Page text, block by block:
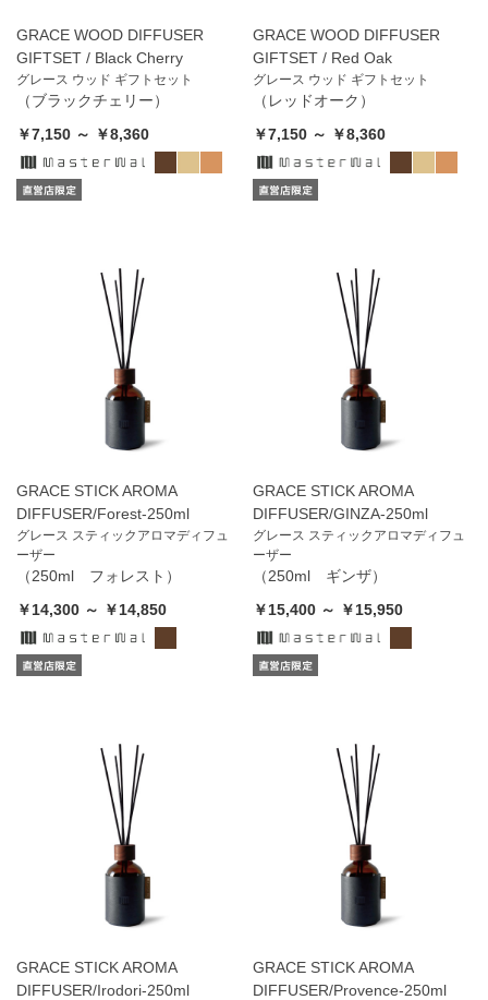
GRACE WOOD DIFFUSER
GIFTSET / Black Cherry
グレース ウッド ギフトセット
（ブラックチェリー）
￥7,150 ～ ￥8,360
GRACE WOOD DIFFUSER
GIFTSET / Red Oak
グレース ウッド ギフトセット
（レッドオーク）
￥7,150 ～ ￥8,360
GRACE STICK AROMA
DIFFUSER/Forest-250ml
グレース スティックアロマディフュ
ーザー
（250ml フォレスト）
￥14,300 ～ ￥14,850
GRACE STICK AROMA
DIFFUSER/GINZA-250ml
グレース スティックアロマディフュ
ーザー
（250ml ギンザ）
￥15,400 ～ ￥15,950
GRACE STICK AROMA
DIFFUSER/Irodori-250ml
GRACE STICK AROMA
DIFFUSER/Provence-250ml